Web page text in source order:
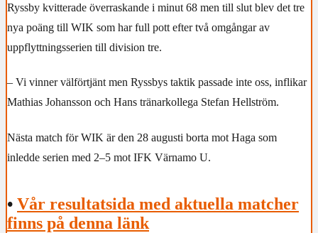
Ryssby kvitterade överraskande i minut 68 men till slut blev det tre
nya poäng till WIK som har full pott efter två omgångar av
uppflyttningsserien till division tre.
– Vi vinner välförtjänt men Ryssbys taktik passade inte oss, inflikar
Mathias Johansson och Hans tränarkollega Stefan Hellström.
Nästa match för WIK är den 28 augusti borta mot Haga som
inledde serien med 2–5 mot IFK Värnamo U.
• Vår resultatsida med aktuella matcher
finns på denna länk